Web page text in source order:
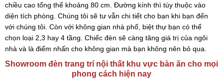
chiều cao tổng thể khoảng 80 cm. Đường kính thì tùy thuộc vào
diện tích phòng. Chúng tôi sẽ tư vẫn chi tiết cho bạn khi bạn đến
với chúng tôi. Còn với không gian nhà phố, biệt thự bạn có thể
chọn loại 2,3 hay 4 tầng. Chiếc đèn sẽ càng tăng giá trị của ngôi
nhà và là điểm nhấn cho không gian mà bạn không nên bỏ qua.
Showroom đèn trang trí nội thất khu vực bàn ăn cho mọi
phong cách hiện nay